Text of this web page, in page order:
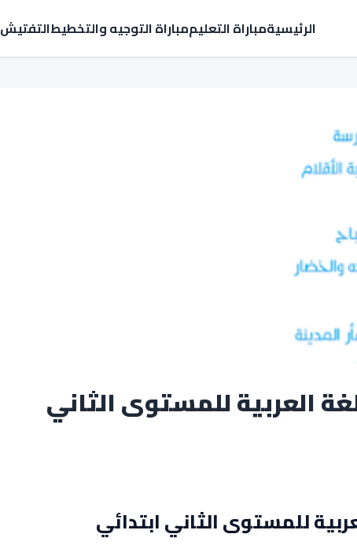
الرئيسيةمباراة التعليممباراة التوجيه والتخطيطالتفتيش
العربية للمستوى الثاني
للمستوى الثاني ابتدائي